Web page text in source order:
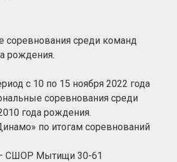
среди команд
рождения.
с 10 по 15 ноября 2022 года
соревнования среди
года рождения.
по итогам соревнований
СШОР Мытищи 30-61